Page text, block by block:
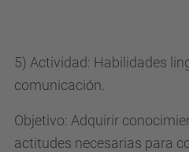
5) Actividad: Habilidades
comunicación.
Objetivo: Adquirir
actitudes necesarias para